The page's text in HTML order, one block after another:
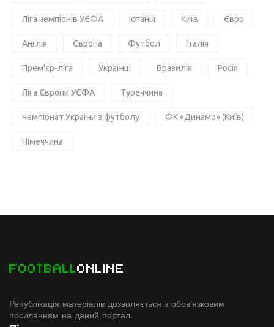
Ліга чемпіонів УЄФА Іспанія Київ Євро
Англія Європа Футбол Італія
Прем'єр-ліга Українці Бразилія Росія
Ліга Європи УЄФА Туреччина
Чемпіонат України з футболу ФК «Динамо» (Київ)
Німеччина
FOOTBALLONLINE
Републікація матеріалів дозволяється з обов'язковим
посиланням на даний портал.